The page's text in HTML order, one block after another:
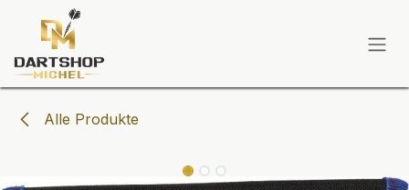
Zum Inhalt springen
Alle Produkte